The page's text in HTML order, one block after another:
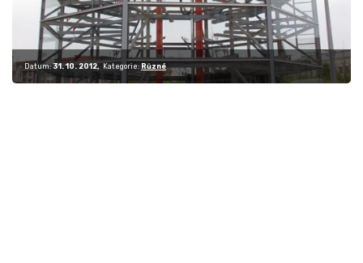
Datum: 31. 10. 2012 Kategorie: Různé